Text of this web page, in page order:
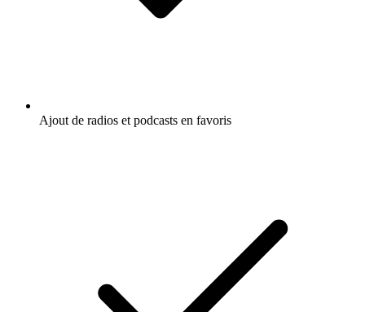
Ajout de radios et podcasts en favoris